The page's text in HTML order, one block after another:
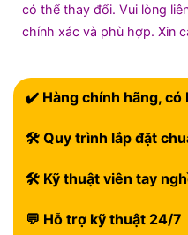
có thể thay đổi. Vui lòng
chính xác và phù hợp. Xin
✔️ Hàng chính hãng, có
🛠 Quy trình lắp đặt
🛠 Kỹ thuật viên tay
💬 Hỗ trợ kỹ thuật 24/7